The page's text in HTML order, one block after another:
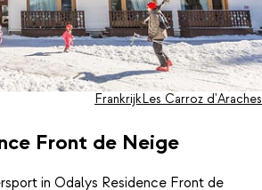
Front de Neige
FrankrijkLes Carroz d'Araches
in Odalys Residence Front de